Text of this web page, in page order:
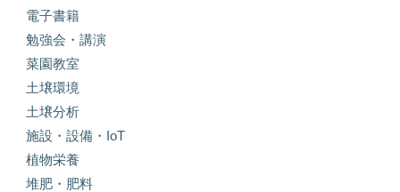
電子書籍
勉強会・講演
菜園教室
土壌環境
土壌分析
施設・設備・IoT
植物栄養
堆肥・肥料